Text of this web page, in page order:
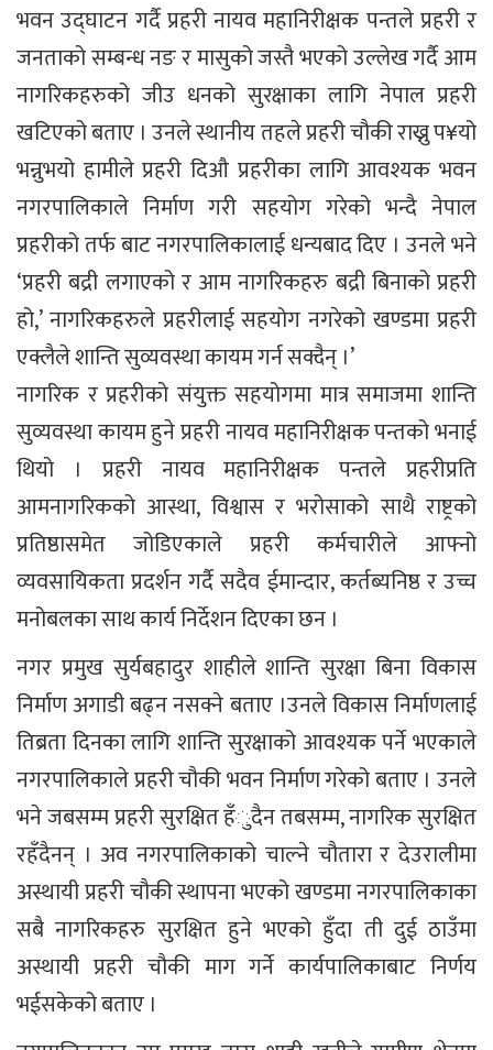
भवन उद्घाटन गर्दै प्रहरी नायव महानिरीक्षक पन्तले प्रहरी र
जनताको सम्बन्ध नङ र मासुको जस्तै भएको उल्लेख गर्दै आम
नागरिकहरुको जीउ धनको सुरक्षाका लागि नेपाल प्रहरी
खटिएको बताए । उनले स्थानीय तहले प्रहरी चौकी राख्नु प¥यो
भन्नुभयो हामीले प्रहरी दिऔ प्रहरीका लागि आवश्यक भवन
नगरपालिकाले निर्माण गरी सहयोग गरेको भन्दै नेपाल
प्रहरीको तर्फ बाट नगरपालिकालाई धन्यबाद दिए । उनले भने
‘प्रहरी बद्री लगाएको र आम नागरिकहरु बद्री बिनाको प्रहरी
हो,’ नागरिकहरुले प्रहरीलाई सहयोग नगरेको खण्डमा प्रहरी
एक्लैले शान्ति सुव्यवस्था कायम गर्न सक्दैन् ।’
नागरिक र प्रहरीको संयुक्त सहयोगमा मात्र समाजमा शान्ति
सुव्यवस्था कायम हुने प्रहरी नायव महानिरीक्षक पन्तको भनाई
थियो । प्रहरी नायव महानिरीक्षक पन्तले प्रहरीप्रति
आमनागरिकको आस्था, विश्वास र भरोसाको साथै राष्ट्रको
प्रतिष्ठासमेत जोडिएकाले प्रहरी कर्मचारीले आफ्नो
व्यवसायिकता प्रदर्शन गर्दै सदैव ईमान्दार, कर्तब्यनिष्ठ र उच्च
मनोबलका साथ कार्य निर्देशन दिएका छन ।
नगर प्रमुख सुर्यबहादुर शाहीले शान्ति सुरक्षा बिना विकास
निर्माण अगाडी बढ्न नसक्ने बताए ।उनले विकास निर्माणलाई
तिब्रता दिनका लागि शान्ति सुरक्षाको आवश्यक पर्ने भएकाले
नगरपालिकाले प्रहरी चौकी भवन निर्माण गरेको बताए । उनले
भने जबसम्म प्रहरी सुरक्षित हँुदैन तबसम्म, नागरिक सुरक्षित
रहँदैनन् । अव नगरपालिकाको चाल्ने चौतारा र देउरालीमा
अस्थायी प्रहरी चौकी स्थापना भएको खण्डमा नगरपालिकाका
सबै नागरिकहरु सुरक्षित हुने भएको हुँदा ती दुई ठाउँमा
अस्थायी प्रहरी चौकी माग गर्ने कार्यपालिकाबाट निर्णय
भईसकेको बताए ।